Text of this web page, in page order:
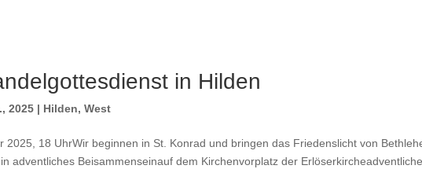
in Hilden
2025 | Hilden,West
2025, 18 UhrWir beginnen in St. Konrad und bringen das Friedenslicht von
adventliches Beisammenseinauf dem Kirchenvorplatz der